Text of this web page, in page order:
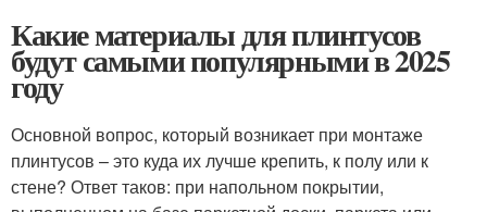
Какие материалы для плинтусов
будут самыми популярными в 2025
году
Основной вопрос, который возникает при монтаже
плинтусов – это куда их лучше крепить, к полу или к
стене? Ответ таков: при напольном покрытии,